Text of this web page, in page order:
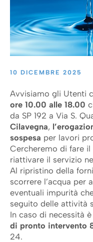
10 DICEMBRE 2025
Avvisiamo gli Utenti
ore 10.00 alle 18.00
da SP 192 a Via S.
Cilavegna,
sospesa per lavori
Cercheremo di fare
riattivare il servizio
Al ripristino della
scorrere l’acqua per
eventuali impurità
seguito delle attività
In caso di necessità
di pronto intervento
24.